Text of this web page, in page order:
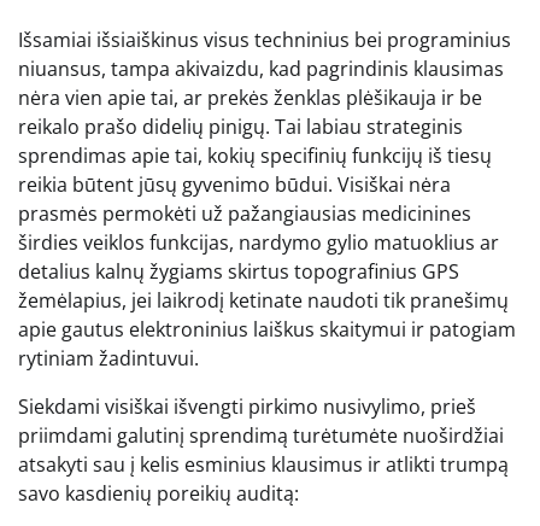
Išsamiai išsiaiškinus visus techninius bei programinius
niuansus, tampa akivaizdu, kad pagrindinis klausimas
nėra vien apie tai, ar prekės ženklas plėšikauja ir be
reikalo prašo didelių pinigų. Tai labiau strateginis
sprendimas apie tai, kokių specifinių funkcijų iš tiesų
reikia būtent jūsų gyvenimo būdui. Visiškai nėra
prasmės permokėti už pažangiausias medicinines
širdies veiklos funkcijas, nardymo gylio matuoklius ar
detalius kalnų žygiams skirtus topografinius GPS
žemėlapius, jei laikrodį ketinate naudoti tik pranešimų
apie gautus elektroninius laiškus skaitymui ir patogiam
rytiniam žadintuvui.
Siekdami visiškai išvengti pirkimo nusivylimo, prieš
priimdami galutinį sprendimą turėtumėte nuoširdžiai
atsakyti sau į kelis esminius klausimus ir atlikti trumpą
savo kasdienių poreikių auditą: